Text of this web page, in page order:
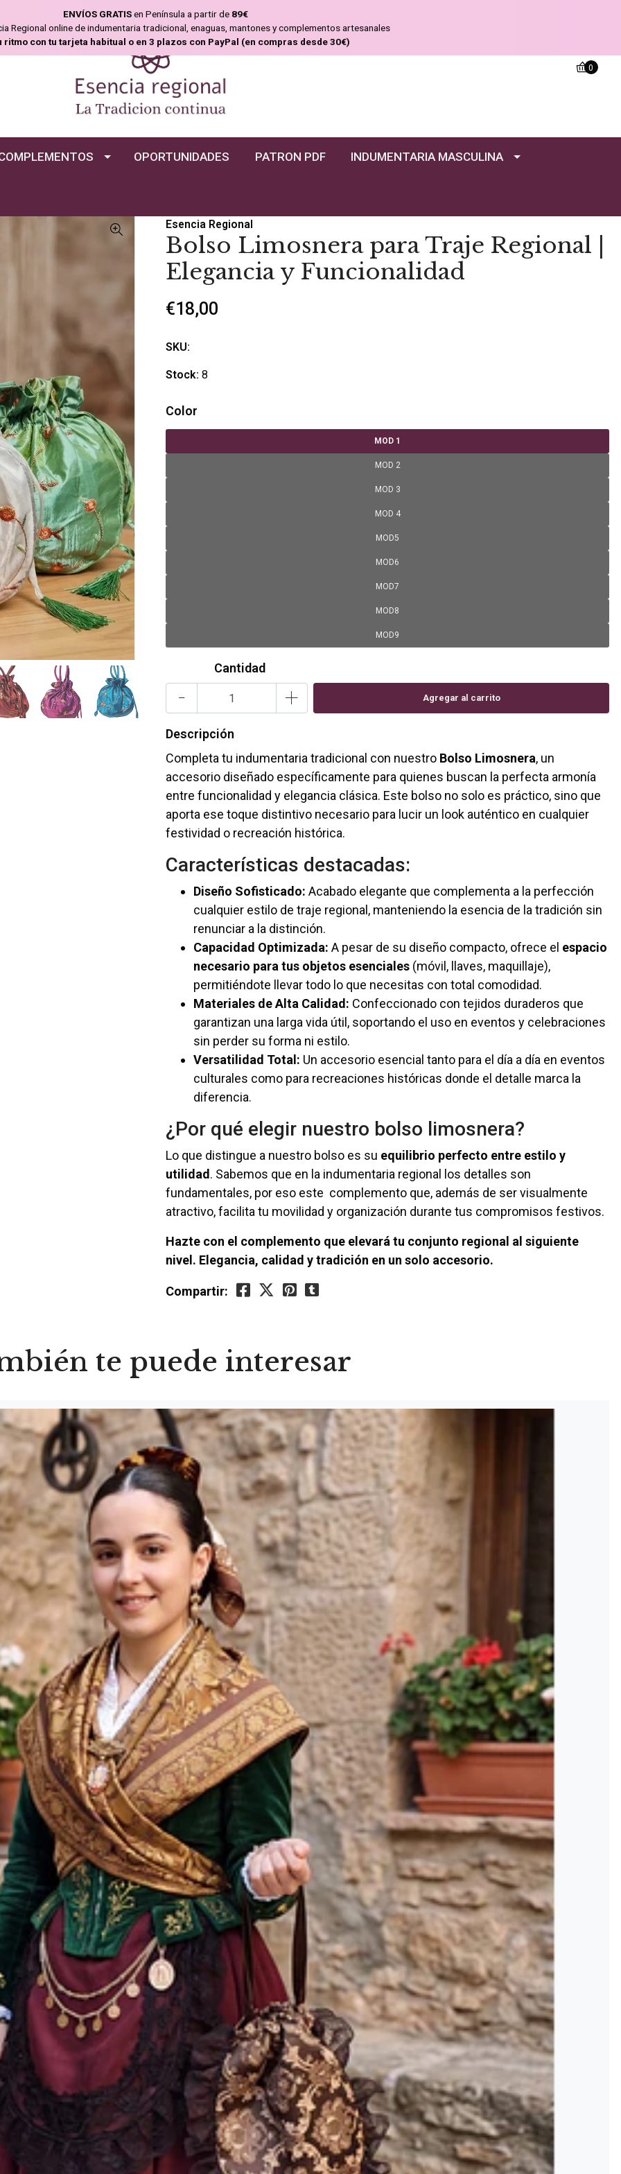
ENVÍOS GRATISen Península a partir de 89€
Regional online de indumentaria tradicional, enaguas, mantones y complementos artesanales
ritmo con tu tarjeta habitual o en 3 plazos con PayPal (en compras desde 30€)
0
OPORTUNIDADES PATRON PDF INDUMENTARIA MASCULINA
Esencia Regional
Bolso Limosnera para Traje Regional |
Elegancia y Funcionalidad
€18,00
SKU:
Stock: 8
Color
MOD 1
MOD 2
MOD 3
MOD 4
MOD5
MOD6
MOD7
MOD8
MOD9
Cantidad
- +
Descripción
Completa tu indumentaria tradicional con nuestro Bolso Limosnera, un
accesorio diseñado específicamente para quienes buscan la perfecta armonía
entre funcionalidad y elegancia clásica. Este bolso no solo es práctico, sino que
aporta ese toque distintivo necesario para lucir un look auténtico en cualquier
festividad o recreación histórica.
Características destacadas:
Diseño Sofisticado: Acabado elegante que complementa a la perfección
cualquier estilo de traje regional, manteniendo la esencia de la tradición sin
renunciar a la distinción.
Capacidad Optimizada: A pesar de su diseño compacto, ofrece el espacio
necesario para tus objetos esenciales (móvil, llaves, maquillaje),
permitiéndote llevar todo lo que necesitas con total comodidad.
Materiales de Alta Calidad: Confeccionado con tejidos duraderos que
garantizan una larga vida útil, soportando el uso en eventos y celebraciones
sin perder su forma ni estilo.
Versatilidad Total: Un accesorio esencial tanto para el día a día en eventos
culturales como para recreaciones históricas donde el detalle marca la
diferencia.
¿Por qué elegir nuestro bolso limosnera?
Lo que distingue a nuestro bolso es su equilibrio perfecto entre estilo y
utilidad . Sabemos que en la indumentaria regional los detalles son
fundamentales, por eso este complemento que, además de ser visualmente
atractivo, facilita tu movilidad y organización durante tus compromisos festivos.
Hazte con el complemento que elevará tu conjunto regional al siguiente
nivel. Elegancia, calidad y tradición en un solo accesorio.
Compartir:
te puede interesar